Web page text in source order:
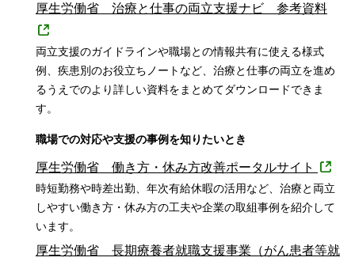
厚生労働省 治療と仕事の両立支援ナビ 参考資料
両立支援のガイドラインや職場との情報共有に使える様式
例、疾患別のお役立ちノートなど、治療と仕事の両立を進め
るうえでのより詳しい資料をまとめてダウンロードできま
す。
職場での対応や支援の事例を知りたいとき
厚生労働省 働き方・休み方改善ポータルサイト
時短勤務や時差出勤、年次有給休暇の活用など、治療と両立
しやすい働き方・休み方の工夫や企業の取組事例を紹介して
います。
厚生労働省 長期療養者就職支援事業（がん患者等就